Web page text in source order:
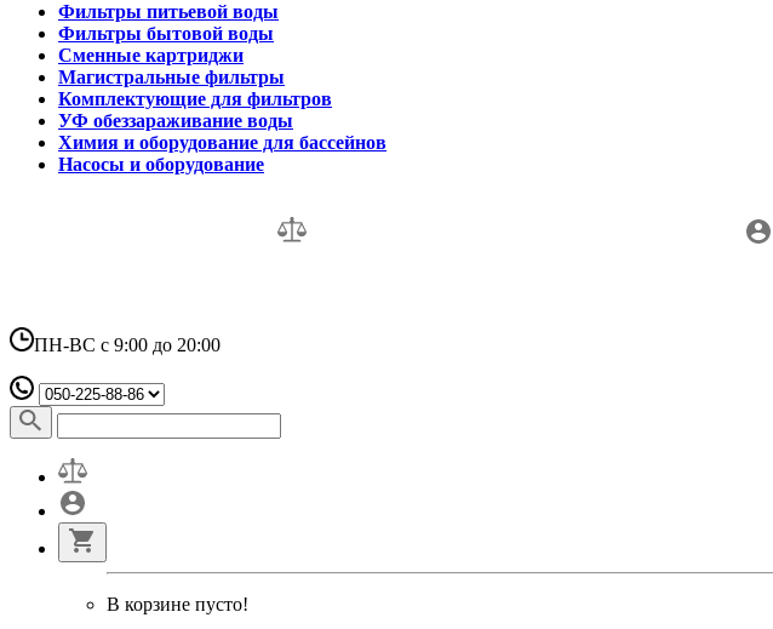
Фильтры питьевой воды
Фильтры бытовой воды
Сменные картриджи
Магистральные фильтры
Комплектующие для фильтров
УФ обеззараживание воды
Химия и оборудование для бассейнов
Насосы и оборудование
ПН-ВС с 9:00 до 20:00
В корзине пусто!